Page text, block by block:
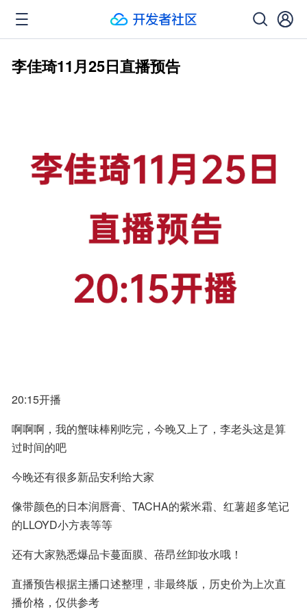
李佳琦11月25日直播预告
20:15开播
啊啊啊，我的蟹味棒刚吃完，今晚又上了，李老头这是算
过时间的吧
今晚还有很多新品安利给大家
像带颜色的日本润唇膏、TACHA的紫米霜、红薯超多笔记
的LLOYD小方表等等
还有大家熟悉爆品卡蔓面膜、蓓昂丝卸妆水哦！
直播预告根据主播口述整理，非最终版，历史价为上次直
播价格，仅供参考